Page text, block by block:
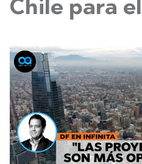
Chile para